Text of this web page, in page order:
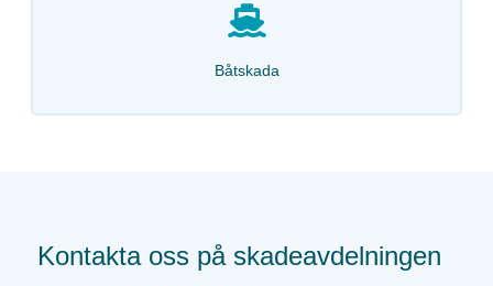
Båtskada
Kontakta oss på skadeavdelningen